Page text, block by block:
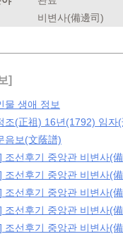
비변사(備邊司)
]
물 생애 정보
조(正祖) 16년(1792) 임
음보(文蔭譜)
조선후기 중앙관 비변사(
조선후기 중앙관 비변사(
조선후기 중앙관 비변사(
조선후기 중앙관 비변사(
조선후기 중앙관 비변사(